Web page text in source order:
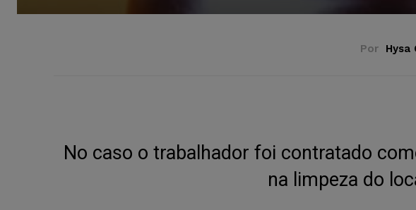
Por Hysa
No caso o trabalhador foi contratado
na limpeza do